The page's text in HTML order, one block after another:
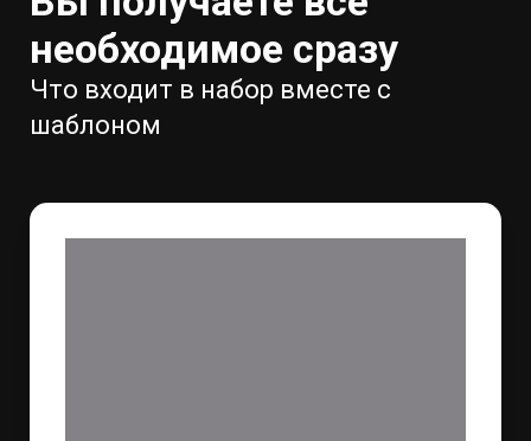
необходимое сразу
Что входит в набор вместе с
шаблоном